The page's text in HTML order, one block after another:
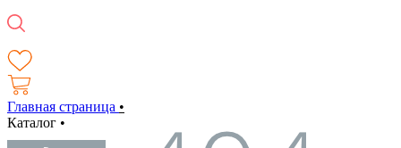
Главная страница •
Каталог •